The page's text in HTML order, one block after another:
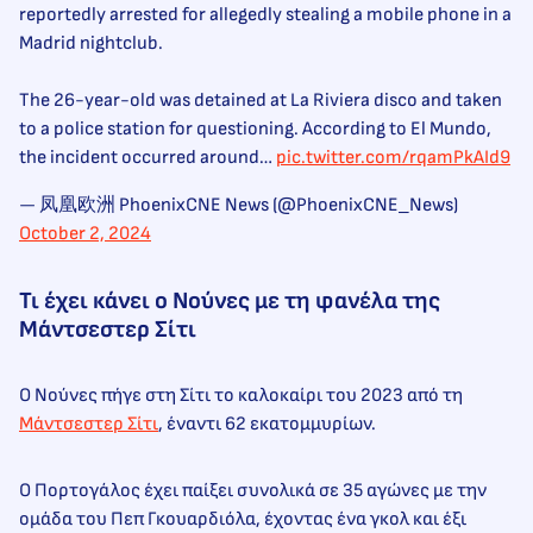
reportedly arrested for allegedly stealing a mobile phone in a
Madrid nightclub.
The 26-year-old was detained at La Riviera disco and taken
to a police station for questioning. According to El Mundo,
the incident occurred around… pic.twitter.com/rqamPkAId9
— 凤凰欧洲 PhoenixCNE News (@PhoenixCNE_News)
October 2, 2024
Τι έχει κάνει ο Νούνες με τη φανέλα της
Μάντσεστερ Σίτι
Ο Νούνες πήγε στη Σίτι το καλοκαίρι του 2023 από τη
Μάντσεστερ Σίτι, έναντι 62 εκατομμυρίων.
Ο Πορτογάλος έχει παίξει συνολικά σε 35 αγώνες με την
ομάδα του Πεπ Γκουαρδιόλα, έχοντας ένα γκολ και έξι